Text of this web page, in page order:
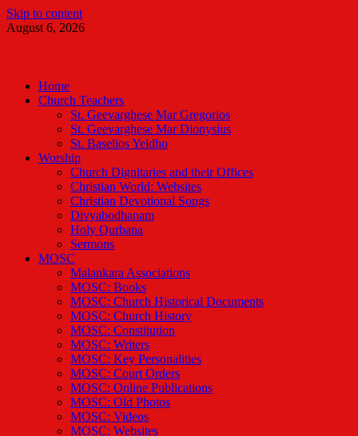
Skip to content
August 6, 2026
Home
Church Teachers
St. Geevarghese Mar Gregorios
St. Geevarghese Mar Dionysius
St. Baselios Yeldho
Worship
Church Dignitaries and their Offices
Christian World: Websites
Christian Devotional Songs
Divyabodhanam
Holy Qurbana
Sermons
MOSC
Malankara Associations
MOSC: Books
MOSC: Church Historical Documents
MOSC: Church History
MOSC: Constitution
MOSC: Writers
MOSC: Key Personalities
MOSC: Court Orders
MOSC: Online Publications
MOSC: Old Photos
MOSC: Videos
MOSC: Websites